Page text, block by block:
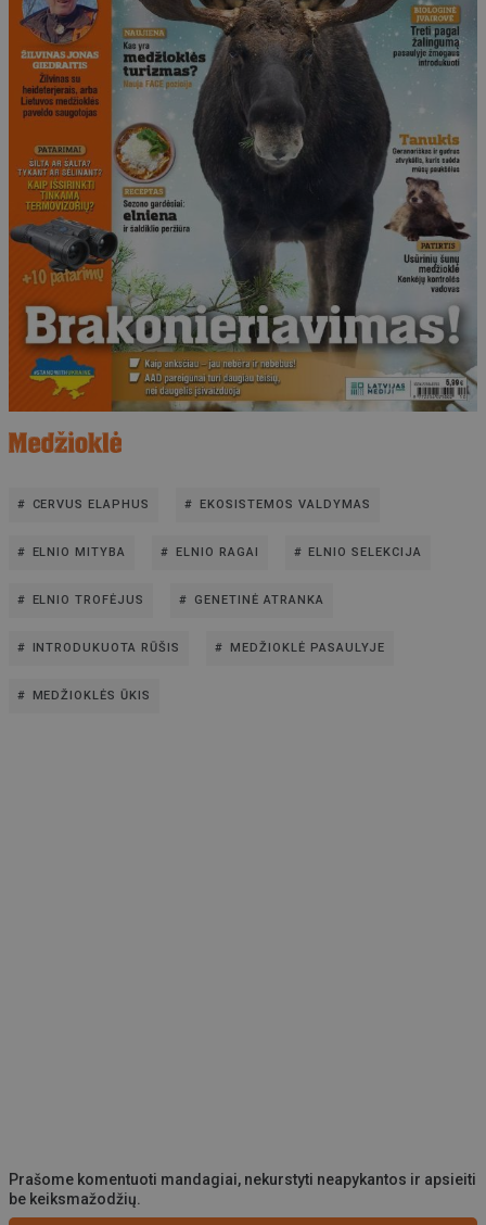
CERVUS ELAPHUS EKOSISTEMOS VALDYMAS
ELNIO MITYBA ELNIO RAGAI ELNIO SELEKCIJA
ELNIO TROFĖJUS GENETINĖ ATRANKA
INTRODUKUOTA RŪŠIS MEDŽIOKLĖ PASAULYJE
MEDŽIOKLĖS ŪKIS
Prašome komentuoti mandagiai, nekurstyti neapykantos ir apsieiti
be keiksmažodžių.